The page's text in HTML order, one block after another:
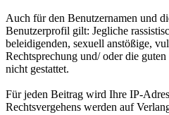
Auch für den Benutzernamen und
Benutzerprofil gilt: Jegliche
beleidigenden, sexuell anstößige,
Rechtsprechung und/ oder die
nicht gestattet.
Für jeden Beitrag wird Ihre IP-
Rechtsvergehens werden auf